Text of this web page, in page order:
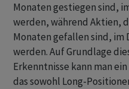
Monaten gestiegen sind,
werden, während Aktien,
Monaten gefallen sind,
werden. Auf Grundlage
Erkenntnisse kann man
das sowohl Long-